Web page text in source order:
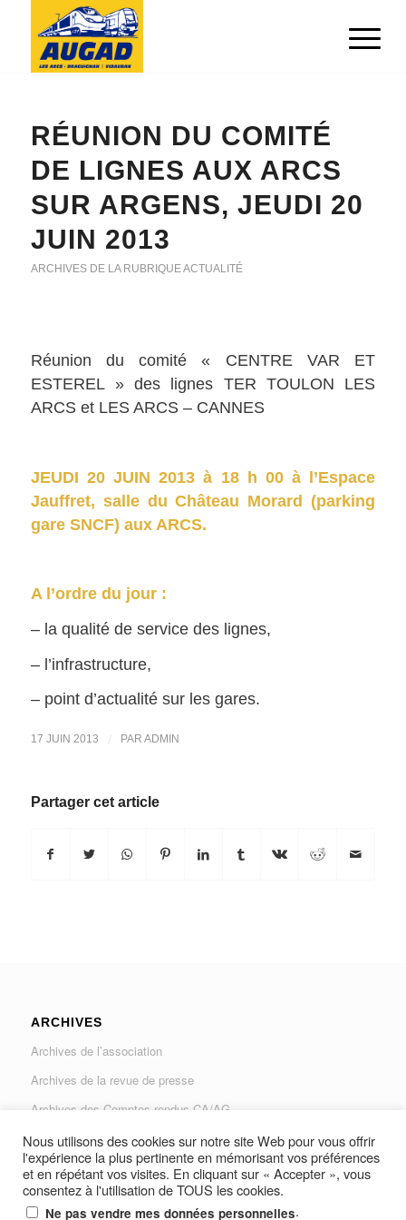
RÉUNION DU COMITÉ
DE LIGNES AUX ARCS
SUR ARGENS, JEUDI 20
JUIN 2013
ARCHIVES DE LA RUBRIQUE ACTUALITÉ
Réunion du comité « CENTRE VAR ET
ESTEREL » des lignes TER TOULON LES
ARCS et LES ARCS – CANNES
JEUDI 20 JUIN 2013 à 18 h 00 à l’Espace
Jauffret, salle du Château Morard (parking
gare SNCF) aux ARCS.
A l’ordre du jour :
– la qualité de service des lignes,
– l’infrastructure,
– point d’actualité sur les gares.
17 JUIN 2013 / PAR ADMIN
Partager cet article
ARCHIVES
Archives de l’association
Archives de la revue de presse
Archives des Comptes rendus CA/AG
Archives du Journal « Traverse »
Nous utilisons des cookies sur notre site Web pour vous offrir
l'expérience la plus pertinente en mémorisant vos préférences
et en répétant vos visites. En cliquant sur « Accepter », vous
consentez à l'utilisation de TOUS les cookies.
Ne pas vendre mes données personnelles.